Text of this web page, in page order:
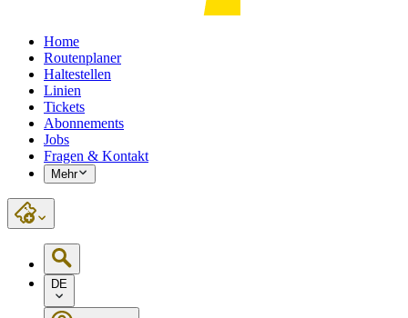
Home
Routenplaner
Haltestellen
Linien
Tickets
Abonnements
Jobs
Fragen & Kontakt
Mehr
DE